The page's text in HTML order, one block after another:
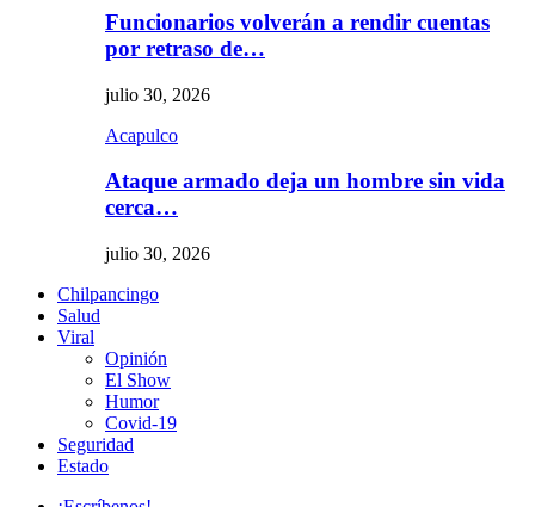
Funcionarios volverán a rendir cuentas
por retraso de…
julio 30, 2026
Acapulco
Ataque armado deja un hombre sin vida
cerca…
julio 30, 2026
Chilpancingo
Salud
Viral
Opinión
El Show
Humor
Covid-19
Seguridad
Estado